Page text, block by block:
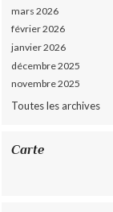
mars 2026
février 2026
janvier 2026
décembre 2025
novembre 2025
Toutes les archives
Carte